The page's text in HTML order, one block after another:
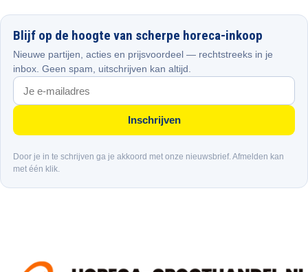
Blijf op de hoogte van scherpe horeca-inkoop
Nieuwe partijen, acties en prijsvoordeel — rechtstreeks in je
inbox. Geen spam, uitschrijven kan altijd.
Inschrijven
Door je in te schrijven ga je akkoord met onze nieuwsbrief. Afmelden kan
met één klik.